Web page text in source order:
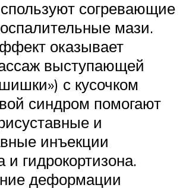
согревающие
мази.
оказывает
выступающей
с кусочком
синдром помогают
и
инъекции
и гидрокортизона.
деформации